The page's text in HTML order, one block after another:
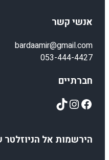
אנשי קשר
bardaamir@gmail.com
053-444-4427
חברתיים
Facebook
Instagram
TikTok
הירשמות אל הניוזלטר